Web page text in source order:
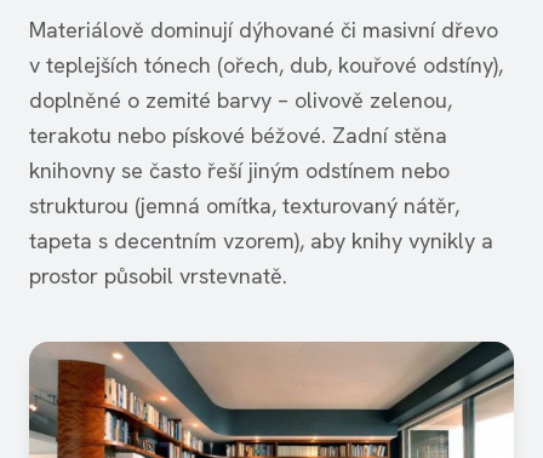
Materiálově dominují dýhované či masivní dřevo
v teplejších tónech (ořech, dub, kouřové odstíny),
doplněné o zemité barvy – olivově zelenou,
terakotu nebo pískové béžové. Zadní stěna
knihovny se často řeší jiným odstínem nebo
strukturou (jemná omítka, texturovaný nátěr,
tapeta s decentním vzorem), aby knihy vynikly a
prostor působil vrstevnatě.